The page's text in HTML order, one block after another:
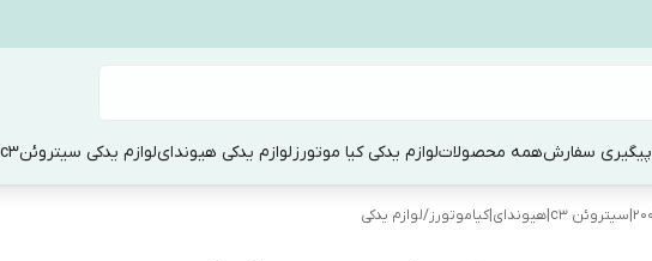
پیگیری سفارشهمه محصولاتلوازم یدکی کیا موتورزلوازم یدکی هیوندایلوازم یدکی سیتروئنc3
/لوازم یدکی